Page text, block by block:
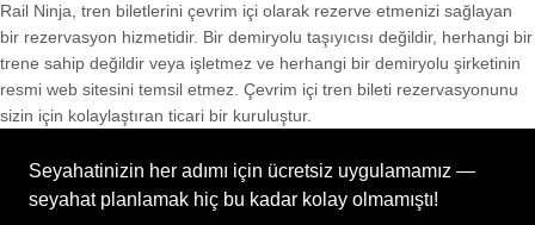
Rail Ninja, tren biletlerini çevrim içi olarak rezerve etmenizi sağlayan
bir rezervasyon hizmetidir. Bir demiryolu taşıyıcısı değildir, herhangi bir
trene sahip değildir veya işletmez ve herhangi bir demiryolu şirketinin
resmi web sitesini temsil etmez. Çevrim içi tren bileti rezervasyonunu
sizin için kolaylaştıran ticari bir kuruluştur.
Seyahatinizin her adımı için ücretsiz uygulamamız —
seyahat planlamak hiç bu kadar kolay olmamıştı!